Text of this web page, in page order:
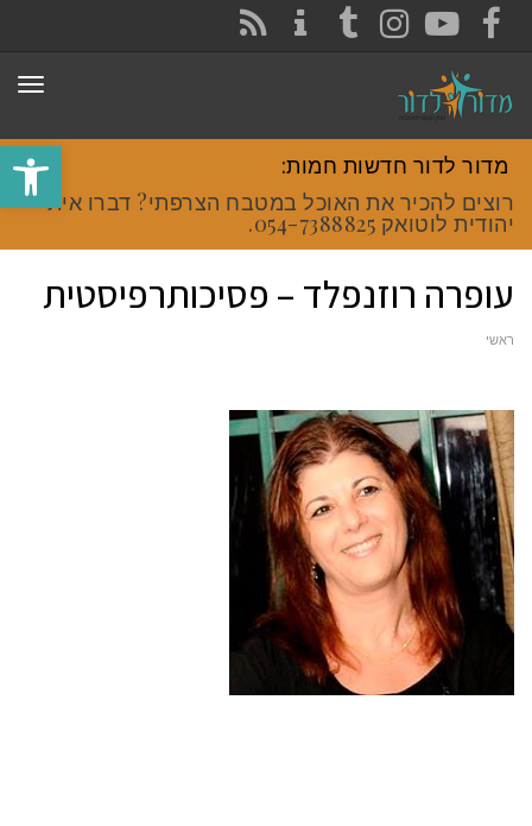
פתח
FACEBOOK
YOUTUBE
INSTAGRAM
TUMBLR
מדור לדור חדשות חמות:
רוצים להכיר את האוכל במטבח הצרפתי? דברו איתי
יהודית לוטואק 054-7388825.
עופרה רוזנפלד – פסיכותרפיסטית
ראשי